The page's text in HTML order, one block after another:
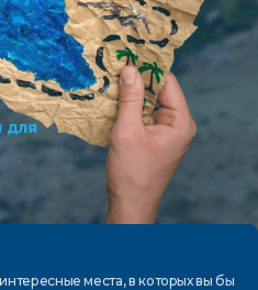
для
интересные места, в которыхвы бы